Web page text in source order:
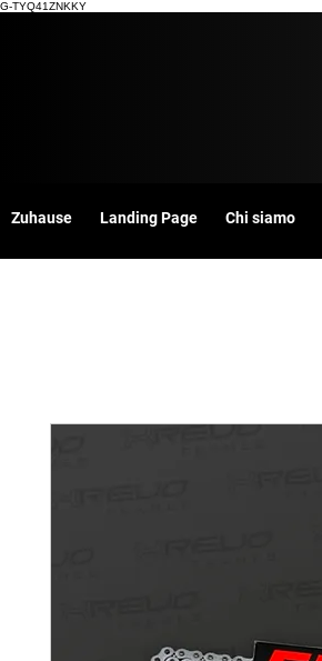
G-TYQ41ZNKKY
Zuhause Landing Page Chi siamo